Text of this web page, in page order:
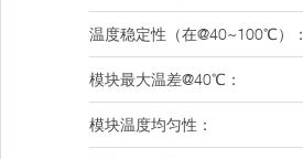
温度稳定性（在@40~100℃）：
模块最大温差@40℃：
模块温度均匀性：